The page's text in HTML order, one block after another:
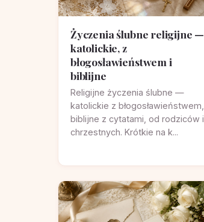
Życzenia ślubne religijne —
katolickie, z
błogosławieństwem i
biblijne
Religijne życzenia ślubne —
katolickie z błogosławieństwem,
biblijne z cytatami, od rodziców i
chrzestnych. Krótkie na k...